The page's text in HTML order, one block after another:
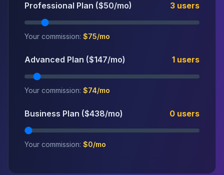
Professional Plan ($50/mo) 3 users
Your commission: $75/mo
Advanced Plan ($147/mo) 1 users
Your commission: $74/mo
Business Plan ($438/mo) 0 users
Your commission: $0/mo